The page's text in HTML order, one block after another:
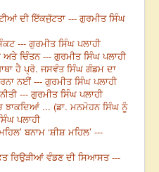
ਦੀ ਇੱਕਜੁੱਟਤਾ --- ਗੁਰਮੀਤ ਸਿੰਘ
--- ਗੁਰਮੀਤ ਸਿੰਘ ਪਲਾਹੀ
ਅਤੇ ਚਿੰਤਨ --- ਗੁਰਮੀਤ ਸਿੰਘ ਪਲਾਹੀ
ਹੈ ਪ੍ਰੋ. ਜਸਵੰਤ ਸਿੰਘ ਗੰਡਮ ਦਾ
ਨਈਂ --- ਗੁਰਮੀਤ ਸਿੰਘ ਪਲਾਹੀ
--- ਗੁਰਮੀਤ ਸਿੰਘ ਪਲਾਹੀ
ਝਾਕਦਿਆਂ ... (ਡਾ. ਮਨਮੋਹਨ ਸਿੰਘ ਨੂੰ
ਪਲਾਹੀ
ਬਨਾਮ ‘ਸ਼ੀਸ਼ ਮਹਿਲ’ ---
ਰਿਉੜੀਆਂ ਵੰਡਣ ਦੀ ਸਿਆਸਤ ---